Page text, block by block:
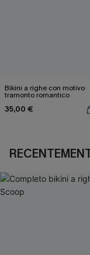
Bikini a righe con motivo
tramonto romantico
35,00 €